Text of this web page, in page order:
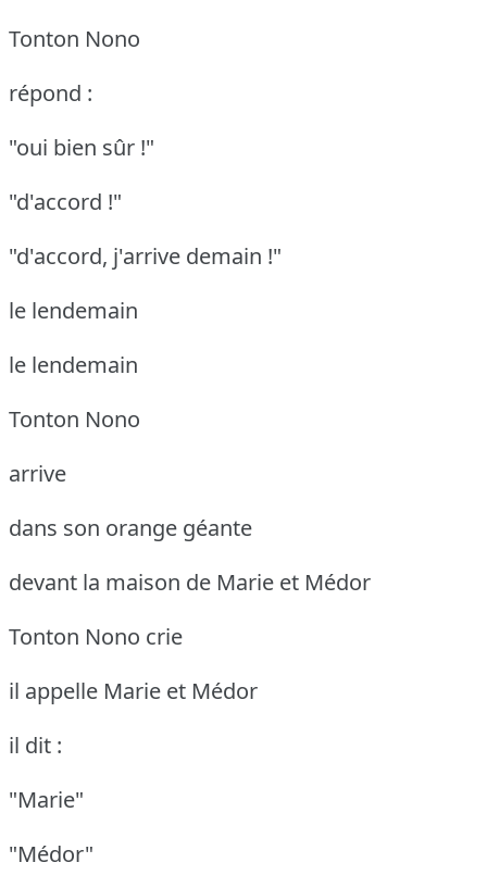
Tonton Nono
répond :
"oui bien sûr !"
"d'accord !"
"d'accord, j'arrive demain !"
le lendemain
le lendemain
Tonton Nono
arrive
dans son orange géante
devant la maison de Marie et Médor
Tonton Nono crie
il appelle Marie et Médor
il dit :
"Marie"
"Médor"